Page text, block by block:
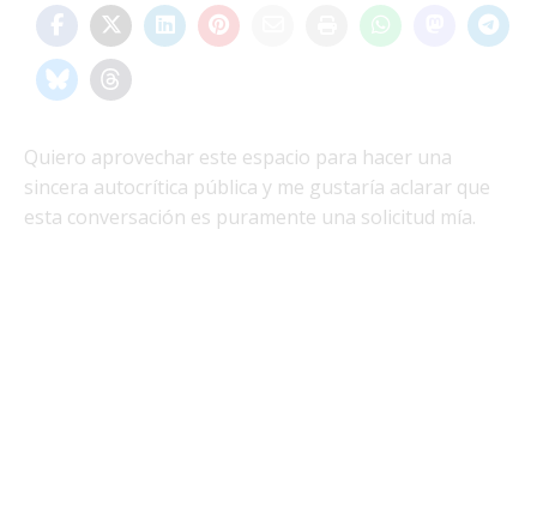
Quiero aprovechar este espacio para hacer una
sincera autocrítica pública y me gustaría aclarar que
esta conversación es puramente una solicitud mía.